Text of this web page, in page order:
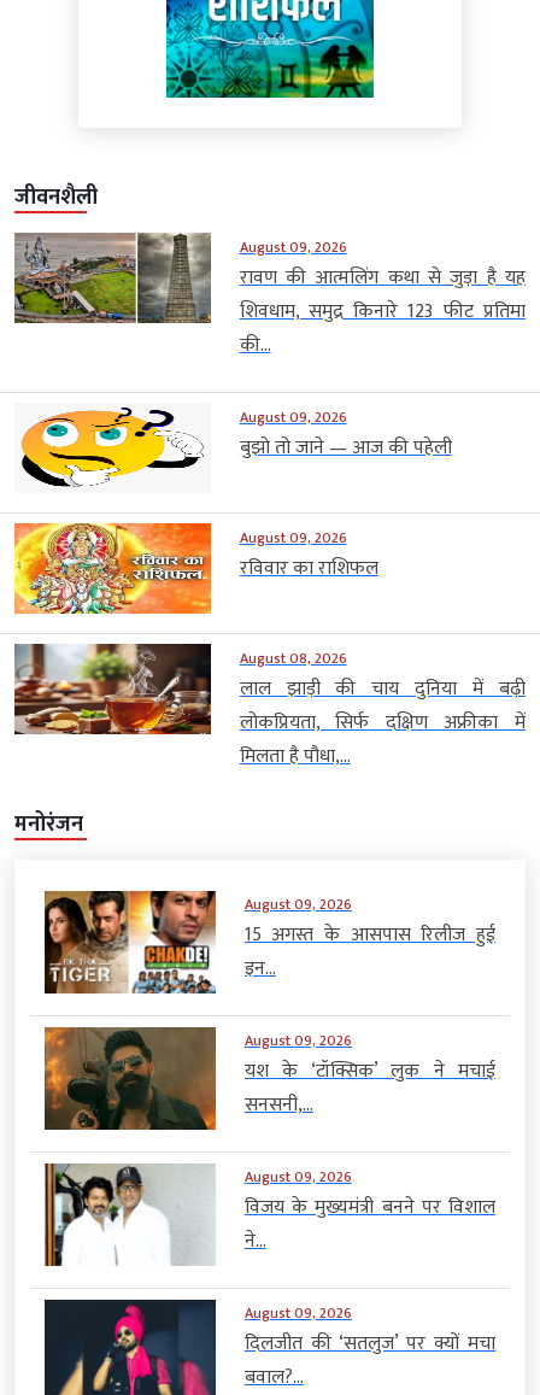
जीवनशैली
August 09, 2026
रावण की आत्मलिंग कथा से जुड़ा है यह
शिवधाम, समुद्र किनारे 123 फीट प्रतिमा
की...
August 09, 2026
बुझो तो जाने — आज की पहेली
August 09, 2026
रविवार का राशिफल
August 08, 2026
लाल झाड़ी की चाय दुनिया में बढ़ी
लोकप्रियता, सिर्फ दक्षिण अफ्रीका में
मिलता है पौधा,...
मनोरंजन
August 09, 2026
15 अगस्त के आसपास रिलीज हुई
इन...
August 09, 2026
यश के ‘टॉक्सिक’ लुक ने मचाई
सनसनी,...
August 09, 2026
विजय के मुख्यमंत्री बनने पर विशाल
ने...
August 09, 2026
दिलजीत की ‘सतलुज’ पर क्यों मचा
बवाल?...